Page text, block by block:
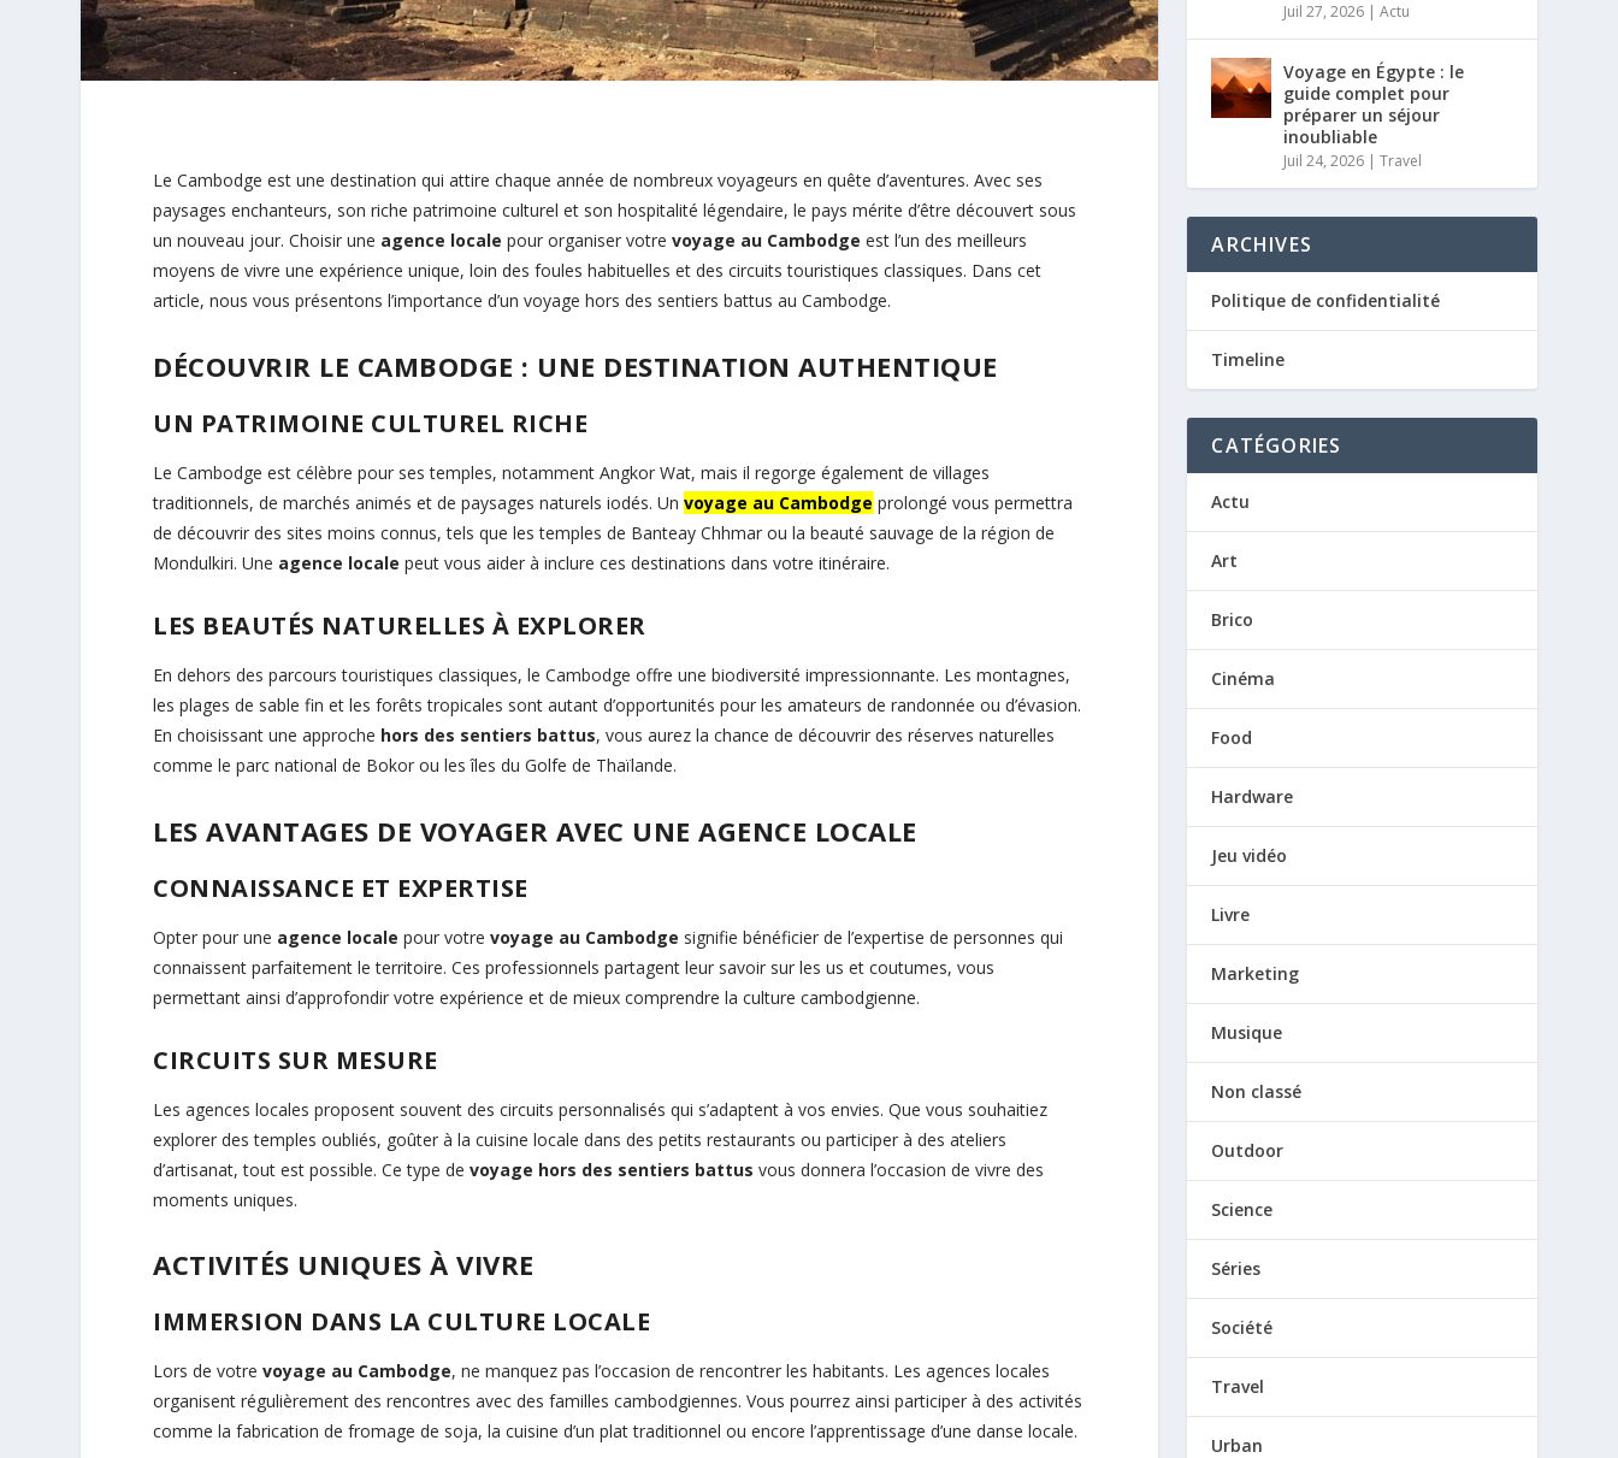
Le Cambodge est une destination qui attire chaque année de nombreux voyageurs en quête d’aventures. Avec ses
paysages enchanteurs, son riche patrimoine culturel et son hospitalité légendaire, le pays mérite d’être découvert sous
un nouveau jour. Choisir une agence locale pour organiser votrevoyage au Cambodge est l’un des meilleurs
moyens de vivre une expérience unique, loin des foules habituelles et des circuits touristiques classiques. Dans cet
article, nous vous présentons l’importance d’un voyage hors des sentiers battus au Cambodge.
DÉCOUVRIR LE CAMBODGE : UNE DESTINATION AUTHENTIQUE
UN PATRIMOINE CULTUREL RICHE
Le Cambodge est célèbre pour ses temples, notamment Angkor Wat, mais il regorge également de villages
traditionnels, de marchés animés et de paysages naturels iodés. Unvoyage au Cambodge prolongé vous permettra
de découvrir des sites moins connus, tels que les temples de Banteay Chhmar ou la beauté sauvage de la région de
Mondulkiri. Une agence locale peut vous aider à inclure ces destinations dans votre itinéraire.
LES BEAUTÉS NATURELLES À EXPLORER
En dehors des parcours touristiques classiques, le Cambodge offre une biodiversité impressionnante. Les montagnes,
les plages de sable fin et les forêts tropicales sont autant d’opportunités pour les amateurs de randonnée ou d’évasion.
En choisissant une approche hors des sentiers battus, vous aurez la chance de découvrir des réserves naturelles
comme le parc national de Bokor ou les îles du Golfe de Thaïlande.
LES AVANTAGES DE VOYAGER AVEC UNE AGENCE LOCALE
CONNAISSANCE ET EXPERTISE
Opter pour une agence locale pour votrevoyage au Cambodge signifie bénéficier de l’expertise de personnes qui
connaissent parfaitement le territoire. Ces professionnels partagent leur savoir sur les us et coutumes, vous
permettant ainsi d’approfondir votre expérience et de mieux comprendre la culture cambodgienne.
CIRCUITS SUR MESURE
Les agences locales proposent souvent des circuits personnalisés qui s’adaptent à vos envies. Que vous souhaitiez
explorer des temples oubliés, goûter à la cuisine locale dans des petits restaurants ou participer à des ateliers
d’artisanat, tout est possible. Ce type devoyage hors des sentiers battus vous donnera l’occasion de vivre des
moments uniques.
ACTIVITÉS UNIQUES À VIVRE
IMMERSION DANS LA CULTURE LOCALE
Lors de votrevoyage au Cambodge, ne manquez pas l’occasion de rencontrer les habitants. Les agences locales
organisent régulièrement des rencontres avec des familles cambodgiennes. Vous pourrez ainsi participer à des activités
comme la fabrication de fromage de soja, la cuisine d’un plat traditionnel ou encore l’apprentissage d’une danse locale.
Juil 27, 2026 |Actu
Voyage en Égypte : le
guide complet pour
préparer un séjour
inoubliable
Juil 24, 2026 |Travel
ARCHIVES
Politique de confidentialité
Timeline
CATÉGORIES
Actu
Art
Brico
Cinéma
Food
Hardware
Jeu vidéo
Livre
Marketing
Musique
Non classé
Outdoor
Science
Séries
Société
Travel
Urban